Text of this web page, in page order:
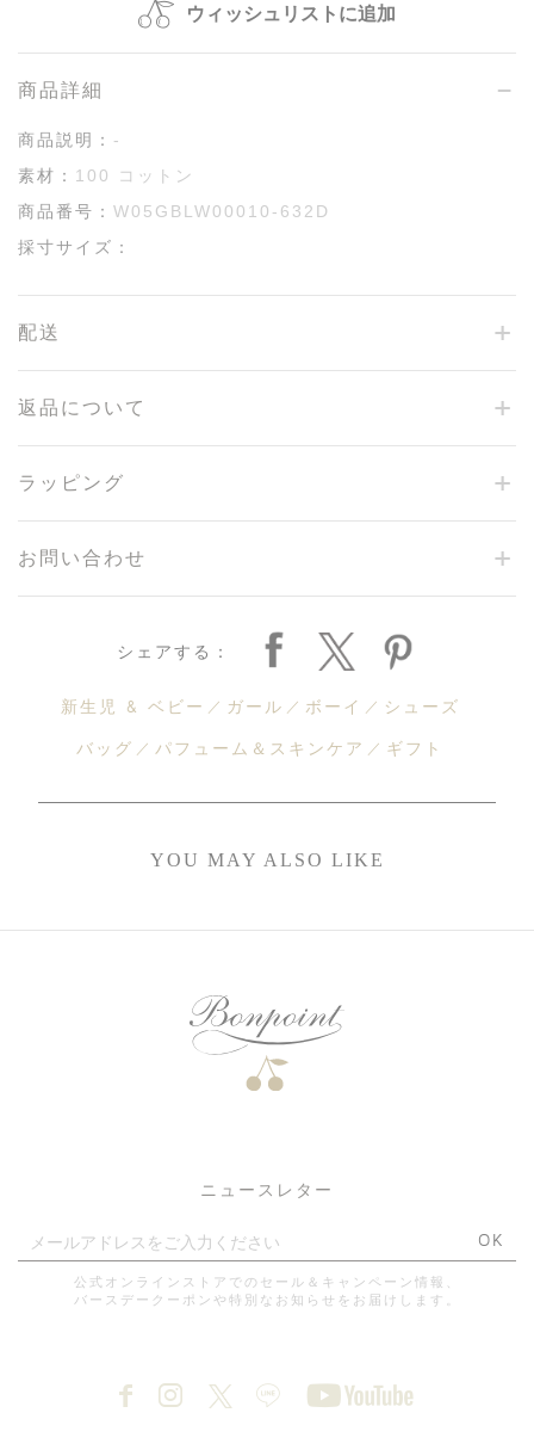
ウィッシュリストに追加
商品詳細
商品説明： -
素材：
100 コットン
商品番号： W05GBLW00010-632D
採寸サイズ：
配送
返品について
ラッピング
お問い合わせ
シェアする：
新生児 & ベビー ガール ボーイ シューズ
バッグ パフューム＆スキンケア ギフト
YOU MAY ALSO LIKE
ニュースレター
OK
公式オンラインストアでのセール＆キャンペーン情報、
バースデークーポンや特別なお知らせをお届けします。